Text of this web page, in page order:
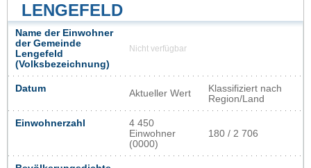
LENGEFELD
Name der Einwohner
der Gemeinde
Lengefeld
(Volksbezeichnung)
Nicht verfügbar
Datum Aktueller Wert
Klassifiziert nach
Region/Land
Einwohnerzahl
4 450
Einwohner
(0000)
180 / 2 706